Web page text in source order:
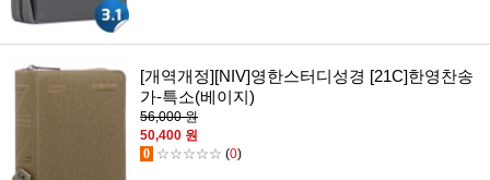
[개역개정][NIV]영한스터디성경 [21C]한영찬송
가-특소(베이지)
56,000 원
50,400 원
0 ☆☆☆☆☆ (0)